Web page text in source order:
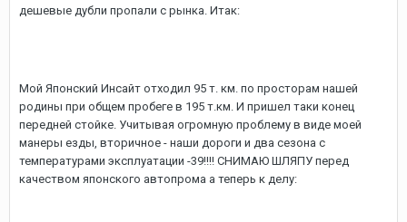
дешевые дубли пропали с рынка. Итак:
Мой Японский Инсайт отходил 95 т. км. по просторам нашей
родины при общем пробеге в 195 т.км. И пришел таки конец
передней стойке. Учитывая огромную проблему в виде моей
манеры езды, вторичное - наши дороги и два сезона с
температурами эксплуатации -39!!!! СНИМАЮ ШЛЯПУ перед
качеством японского автопрома а теперь к делу: